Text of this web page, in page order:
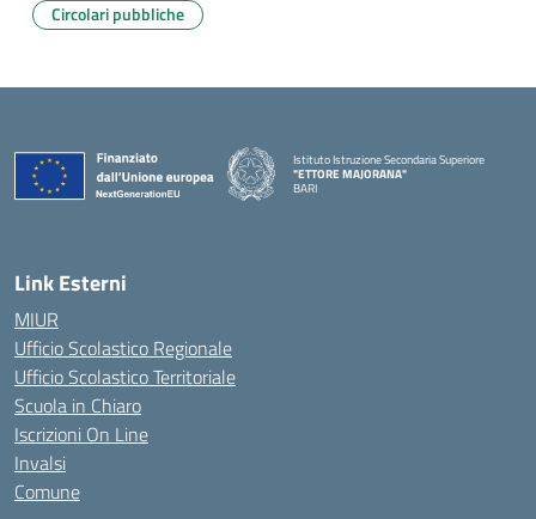
Circolari pubbliche
Istituto Istruzione Secondaria Superiore
"ETTORE MAJORANA"
BARI
Link Esterni
MIUR
Ufficio Scolastico Regionale
Ufficio Scolastico Territoriale
Scuola in Chiaro
Iscrizioni On Line
Invalsi
Comune